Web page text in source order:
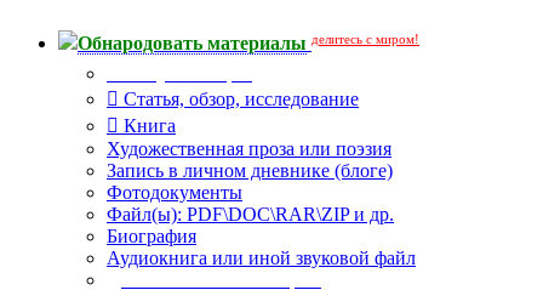
Обнародовать материалы делитесь с миром!
Статья, обзор, исследование
Книга
Художественная проза или поэзия
Запись в личном дневнике (блоге)
Фотодокументы
Файл(ы): PDF\DOC\RAR\ZIP и др.
Биография
Аудиокнига или иной звуковой файл